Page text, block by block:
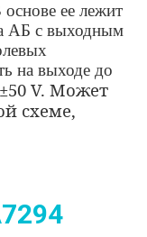
основе ее лежит
АБ с выходным
на выходе до
±50 V. Может
схеме,